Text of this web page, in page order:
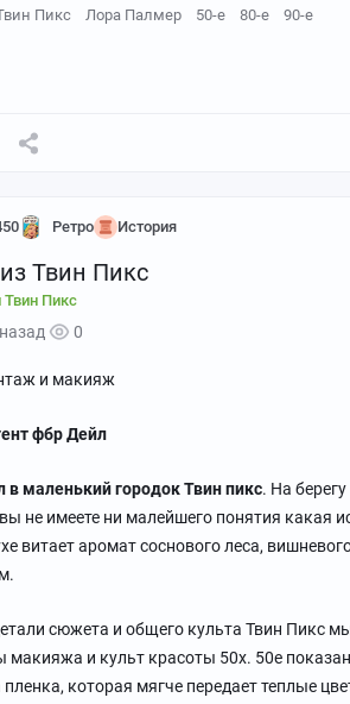
Пикс Лора Палмер 50-е 80-е 90-е
Ретро История
Твин Пикс
Твин Пикс
0
и макияж
фбр Дейл
в маленький городок Твин пикс. На
не имеете ни малейшего понятия какая
витает аромат соснового леса,
сюжета и общего культа Твин Пикс
макияжа и культ красоты 50х. 50е
которая мягче передает теплые